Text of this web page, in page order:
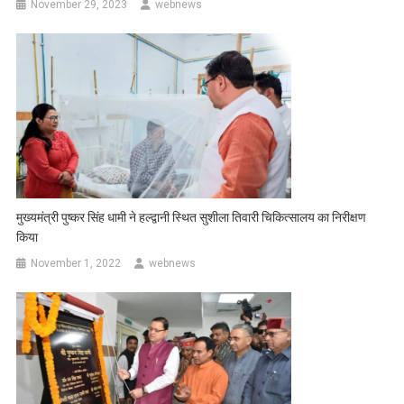
November 29, 2023 webnews
मुख्यमंत्री पुष्कर सिंह धामी ने हल्द्वानी स्थित सुशीला तिवारी चिकित्सालय का निरीक्षण
किया
November 1, 2022 webnews